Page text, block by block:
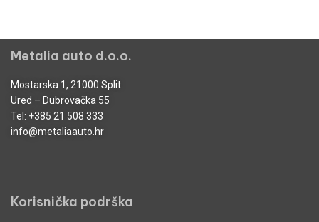
Metalia auto d.o.o.
Mostarska 1, 21000 Split
Ured – Dubrovačka 55
Tel: +385 21 508 333
info@metaliaauto.hr
Korisnička podrška